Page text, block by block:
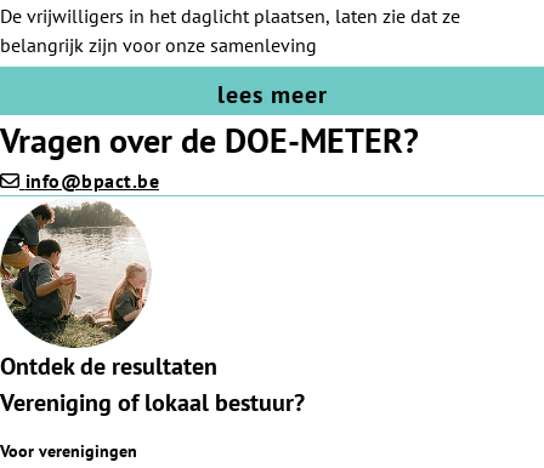
De vrijwilligers in het daglicht plaatsen, laten zie dat ze
belangrijk zijn voor onze samenleving
lees meer
Vragen over de DOE-METER?
info@bpact.be
Ontdek de resultaten
Vereniging of lokaal bestuur?
Voor verenigingen